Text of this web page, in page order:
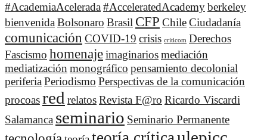
#AcademiaAcelerada#AcceleratedAcademyberkeley
bienvenidaBolsonaro Brasil CFP ChileCiudadanía
comunicación COVID-19 crisis criticom Derechos
Fascismo homenajeimaginariosmediación
mediatización monográfico pensamiento decolonial
periferiaPeriodismo Perspectivas de la comunicación
procoasred relatosRevista F@ro Ricardo Viscardi
Salamanca seminario Seminario Permanente